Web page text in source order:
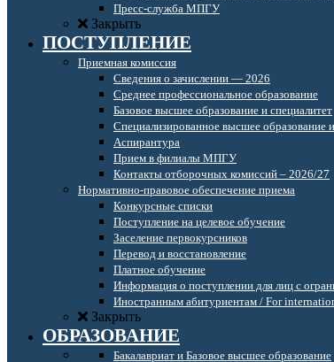
Пресс-служба МПГУ
Закрыть
ПОСТУПЛЕНИЕ
Приемная комиссия
Сведения о зачислении — 2026
Среднее профессиональное образование
Базовое высшее образование и специалитет
Специализированное высшее образование
Аспирантура
Прием в филиалы МПГУ
Контакты отборочных комиссий – 2026/27
Нормативно-правовое обеспечение приема
Конкурсные списки
Поступление на целевое обучение
Заселение первокурсников
Перевод и восстановление
Платное обучение
Информация о поступлении для лиц с
Иностранным абитуриентам / For
Закрыть
ОБРАЗОВАНИЕ
Бакалавриат и Базовое высшее образование